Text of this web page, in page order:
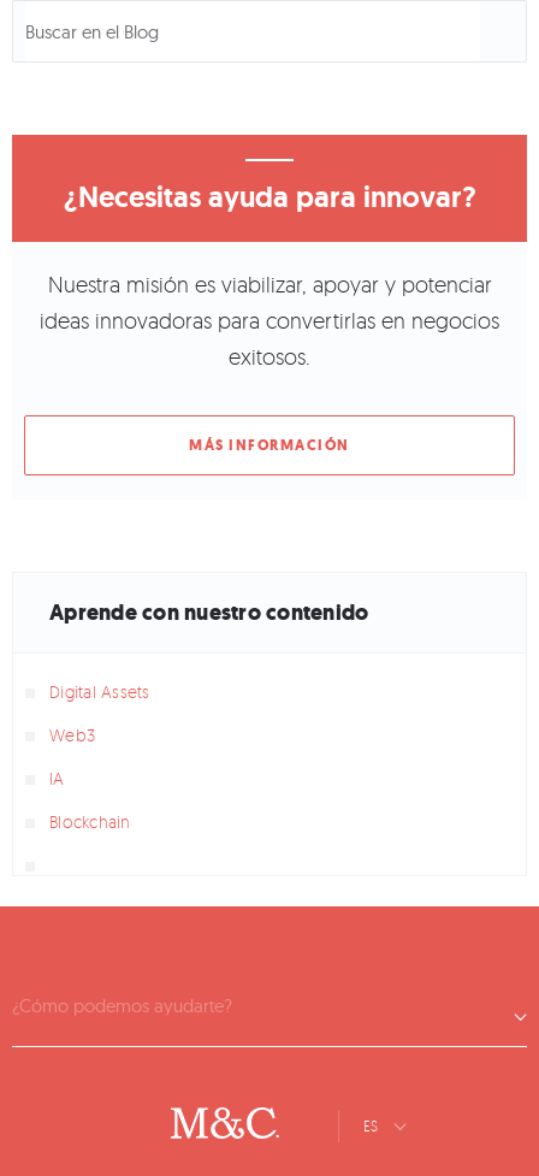
¿Necesitas ayuda para innovar?
Nuestra misión es viabilizar, apoyar y potenciar
ideas innovadoras para convertirlas en negocios
exitosos.
MÁS INFORMACIÓN
Aprende con nuestro contenido
Digital Assets
Web3
IA
Blockchain
¿Cómo podemos ayudarte?
ES